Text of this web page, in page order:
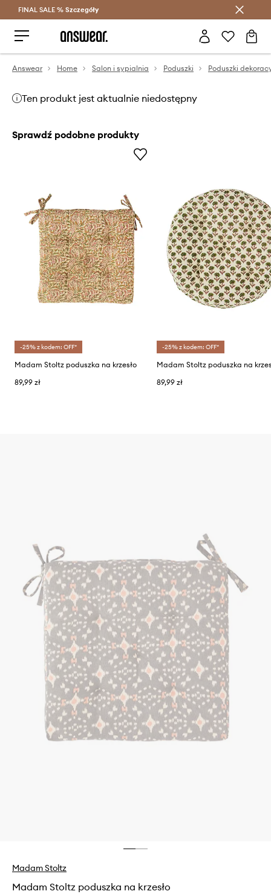
Oszczędzaj z Answear Club >
FINAL SALE % Szczegóły
Answear Home Salon i sypialnia Poduszki Poduszki
Ten produkt jest aktualnie niedostępny
Sprawdź podobne produkty
-25% z kodem: OFF*
Madam Stoltz poduszka na krzesło
89,99 zł
-25% z kodem: OFF*
Madam Stoltz poduszka na
89,99 zł
Madam Stoltz
Madam Stoltz poduszka na krzesło